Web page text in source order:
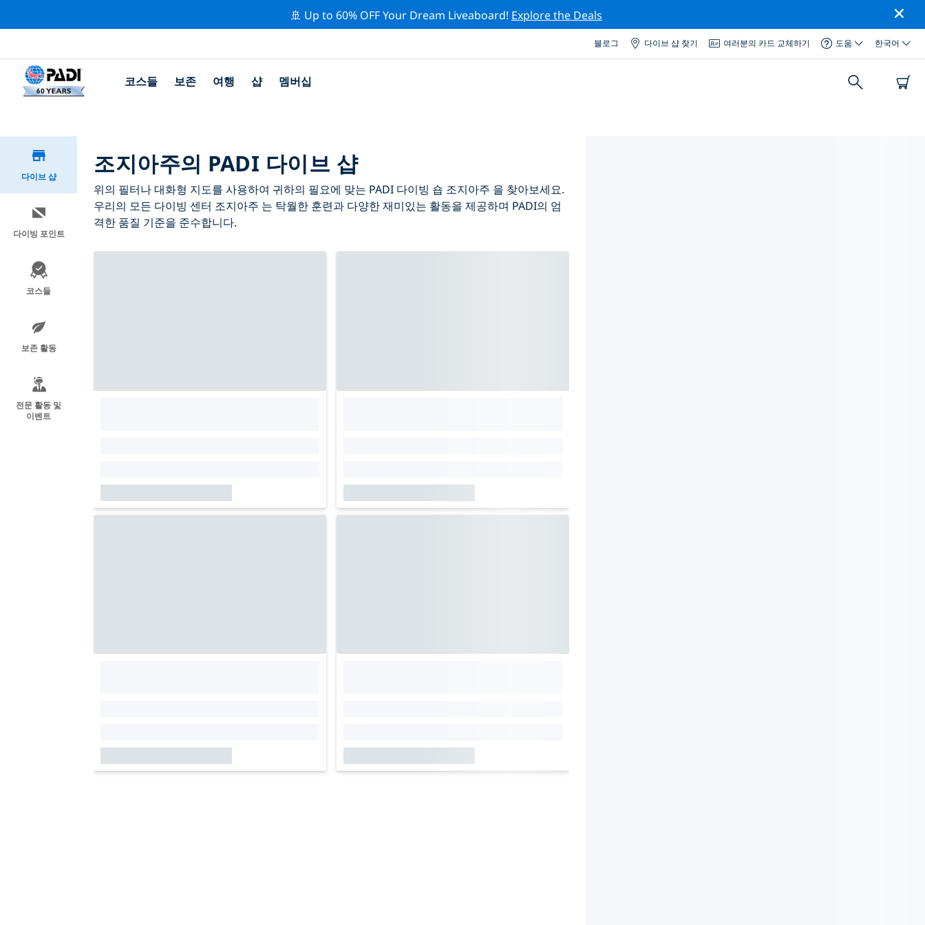
🚢 Up to 60% OFF Your Dream Liveaboard! Explore the Deals
블로그 다이브 샵 찾기 여러분의 카드 교체하기 도움 한국어
코스들 보존 여행 샵 멤버십
다이브 샵
다이빙 포인트
코스들
보존 활동
전문 활동 및
이벤트
조지아주의 PADI 다이브 샵
위의 필터나 대화형 지도를 사용하여 귀하의 필요에 맞는 PADI 다이빙 숍 조지아주 을 찾아보세요.
우리의 모든 다이빙 센터 조지아주 는 탁월한 훈련과 다양한 재미있는 활동을 제공하며 PADI의 엄
격한 품질 기준을 준수합니다.